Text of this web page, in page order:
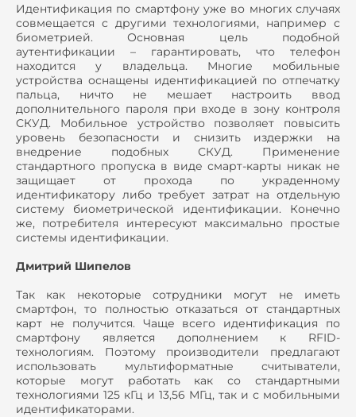
Идентификация по смартфону уже во многих случаях
совмещается с другими технологиями, например с
биометрией. Основная цель подобной
аутентификации – гарантировать, что телефон
находится у владельца. Многие мобильные
устройства оснащены идентификацией по отпечатку
пальца, ничто не мешает настроить ввод
дополнительного пароля при входе в зону контроля
СКУД. Мобильное устройство позволяет повысить
уровень безопасности и снизить издержки на
внедрение подобных СКУД. Применение
стандартного пропуска в виде смарт-карты никак не
защищает от прохода по украденному
идентификатору либо требует затрат на отдельную
систему биометрической идентификации. Конечно
же, потребителя интересуют максимально простые
системы идентификации.
Дмитрий Шипелов
Так как некоторые сотрудники могут не иметь
смартфон, то полностью отказаться от стандартных
карт не получится. Чаще всего идентификация по
смартфону является дополнением к RFID-
технологиям. Поэтому производители предлагают
использовать мультиформатные считыватели,
которые могут работать как со стандартными
технологиями 125 кГц и 13,56 МГц, так и с мобильными
идентификаторами.